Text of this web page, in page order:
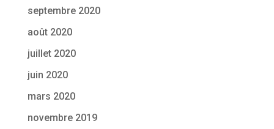
septembre 2020
août 2020
juillet 2020
juin 2020
mars 2020
novembre 2019